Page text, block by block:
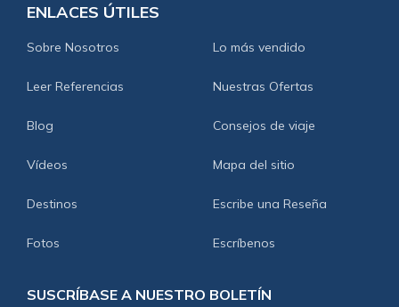
ENLACES ÚTILES
Sobre Nosotros Lo más vendido
Leer Referencias Nuestras Ofertas
Blog Consejos de viaje
Vídeos Mapa del sitio
Destinos Escribe una Reseña
Fotos Escríbenos
SUSCRÍBASE A NUESTRO BOLETÍN